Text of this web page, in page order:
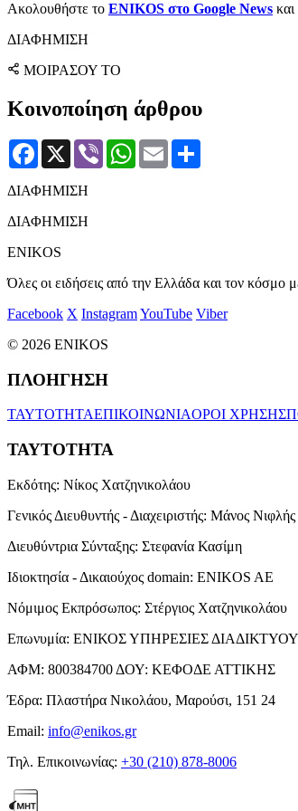
Ακολουθήστε το ENIKOS στο Google News και
ΔΙΑΦΗΜΙΣΗ
ΜΟΙΡΑΣΟΥ ΤΟ
Κοινοποίηση άρθρου
Facebook
X Viber WhatsApp
Email
ΔΙΑΦΗΜΙΣΗ
ΔΙΑΦΗΜΙΣΗ
ENIKOS
Όλες οι ειδήσεις από την Ελλάδα και τον κόσμο
Facebook X InstagramYouTube Viber
© 2026 ENIKOS
ΠΛΟΗΓΗΣΗ
ΤΑΥΤΟΤΗΤΑΕΠΙΚΟΙΝΩΝΙΑΟΡΟΙ ΧΡΗΣΗΣ
ΤΑΥΤΟΤΗΤΑ
Εκδότης: Νίκος Χατζηνικολάου
Γενικός Διευθυντής - Διαχειριστής: Μάνος Νιφλής
Διευθύντρια Σύνταξης: Στεφανία Κασίμη
Ιδιοκτησία - Δικαιούχος domain: ENIKOS AE
Νόμιμος Εκπρόσωπος: Στέργιος Χατζηνικολάου
Επωνυμία: ΕΝΙΚΟΣ ΥΠΗΡΕΣΙΕΣ
ΑΦΜ: 800384700 ΔΟΥ: ΚΕΦΟΔΕ ΑΤΤΙΚΗΣ
Έδρα: Πλαστήρα Νικολάου, Μαρούσι, 151 24
Email: info@enikos.gr
Τηλ. Επικοινωνίας: +30 (210) 878-8006